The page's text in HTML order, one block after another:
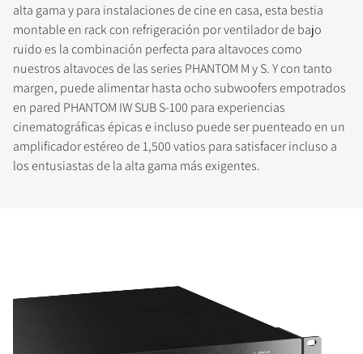
alta gama y para instalaciones de cine en casa, esta bestia
montable en rack con refrigeración por ventilador de bajo
ruido es la combinación perfecta para altavoces como
nuestros altavoces de las series PHANTOM M y S. Y con tanto
margen, puede alimentar hasta ocho subwoofers empotrados
en pared PHANTOM IW SUB S-100 para experiencias
cinematográficas épicas e incluso puede ser puenteado en un
amplificador estéreo de 1,500 vatios para satisfacer incluso a
los entusiastas de la alta gama más exigentes.